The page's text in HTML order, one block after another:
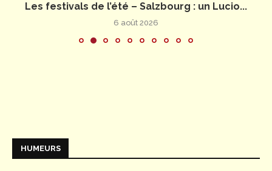
Les festivals de l’été – Salzbourg : un Lucio...
6 août 2026
HUMEURS